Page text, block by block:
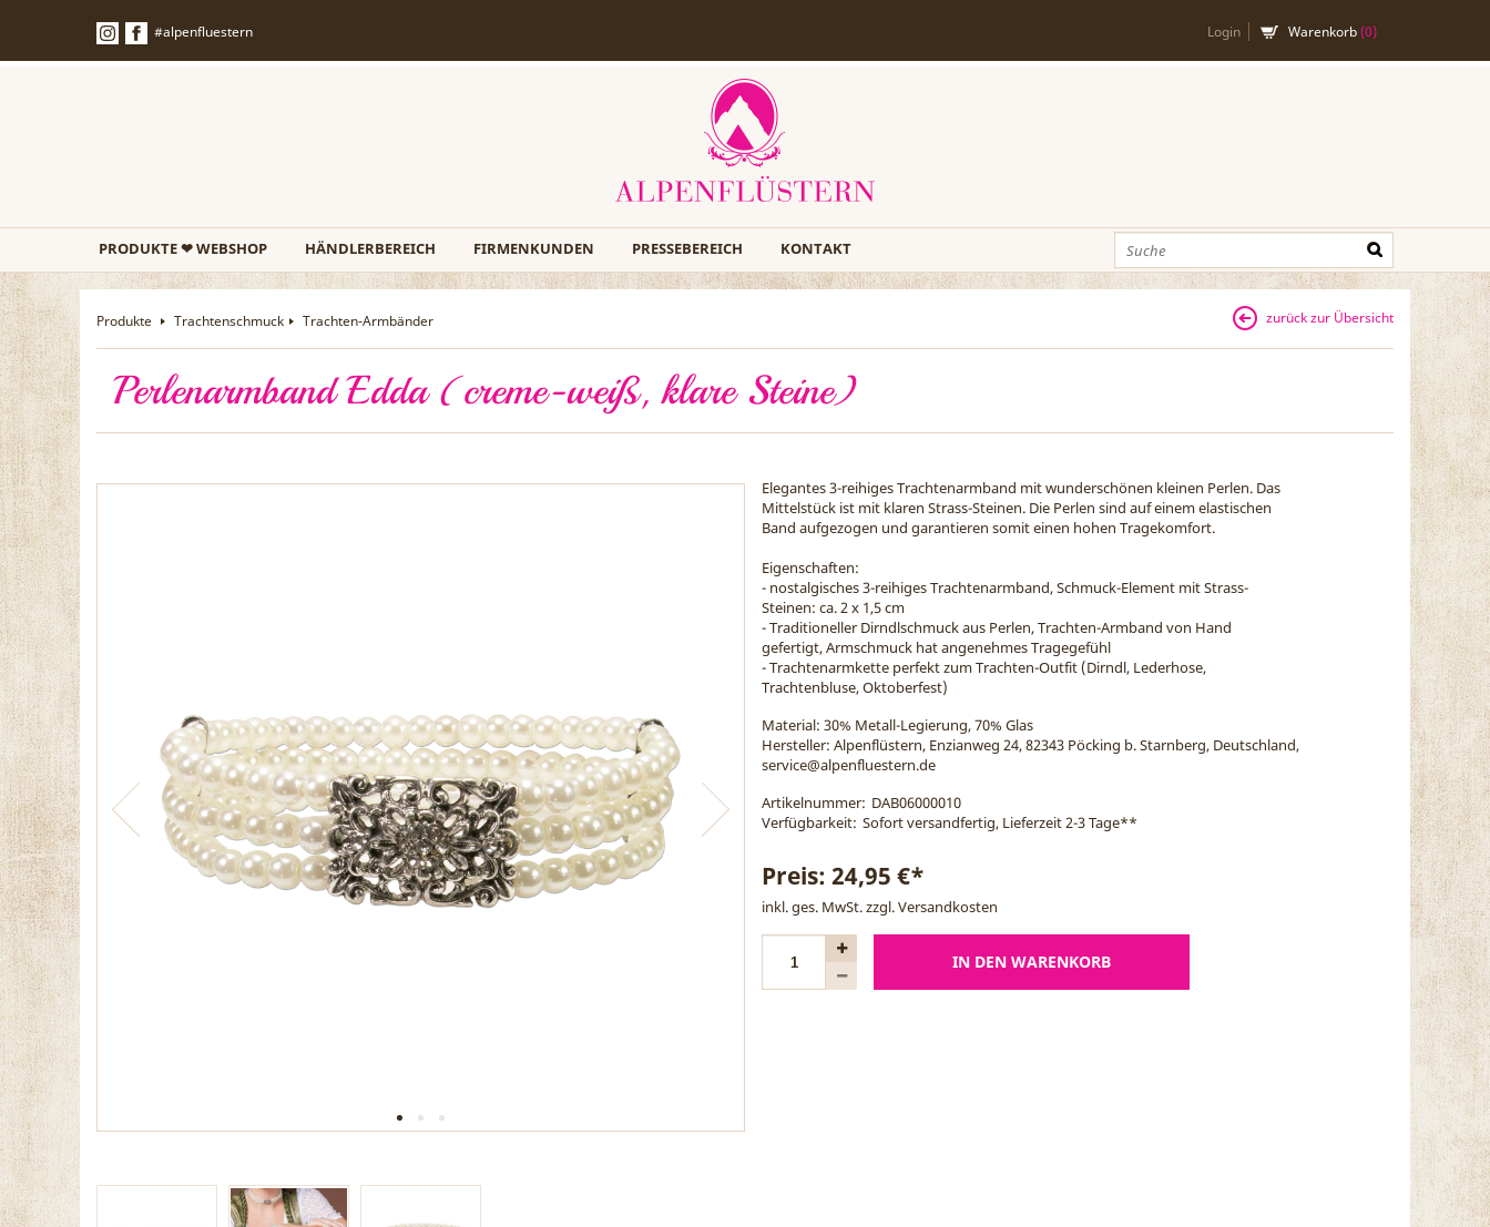
#alpenfluestern Login Warenkorb(0)
PRODUKTE ❤ WEBSHOP HÄNDLERBEREICH FIRMENKUNDEN PRESSEBEREICH KONTAKT
Produkte Trachtenschmuck Trachten-Armbänder
Perlenarmband Edda (creme-weiß, klare Steine)
Elegantes 3-reihiges Trachtenarmband mit wunderschönen kleinen Perlen. Das
Mittelstück ist mit klaren Strass-Steinen. Die Perlen sind auf einem elastischen
Band aufgezogen und garantieren somit einen hohen Tragekomfort.
Eigenschaften:
- nostalgisches 3-reihiges Trachtenarmband, Schmuck-Element mit Strass-
Steinen: ca. 2 x 1,5 cm
- Traditioneller Dirndlschmuck aus Perlen, Trachten-Armband von Hand
gefertigt, Armschmuck hat angenehmes Tragegefühl
- Trachtenarmkette perfekt zum Trachten-Outfit (Dirndl, Lederhose,
Trachtenbluse, Oktoberfest)
Material: 30% Metall-Legierung, 70% Glas
Hersteller: Alpenflüstern, Enzianweg 24, 82343 Pöcking b. Starnberg, Deutschland,
service@alpenfluestern.de
Artikelnummer: DAB06000010
Verfügbarkeit: Sofort versandfertig, Lieferzeit 2-3 Tage**
Preis: 24,95 €*
inkl. ges. MwSt. zzgl.Versandkosten
IN DEN WARENKORB
zurück zur Übersicht